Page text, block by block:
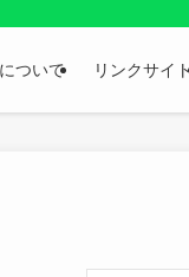
ついて リンクサイ